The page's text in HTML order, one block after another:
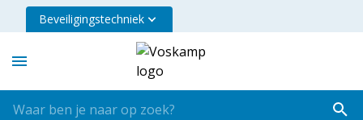
Beveiligingstechniek